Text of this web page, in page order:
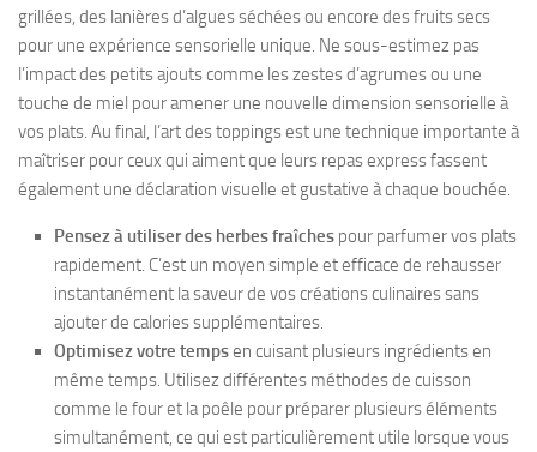
grillées, des lanières d’algues séchées ou encore des fruits secs
pour une expérience sensorielle unique. Ne sous-estimez pas
l’impact des petits ajouts comme les zestes d’agrumes ou une
touche de miel pour amener une nouvelle dimension sensorielle à
vos plats. Au final, l’art des toppings est une technique importante à
maîtriser pour ceux qui aiment que leurs repas express fassent
également une déclaration visuelle et gustative à chaque bouchée.
Pensez à utiliser des herbes fraîches pour parfumer vos plats
rapidement. C’est un moyen simple et efficace de rehausser
instantanément la saveur de vos créations culinaires sans
ajouter de calories supplémentaires.
Optimisez votre tempsen cuisant plusieurs ingrédients en
même temps. Utilisez différentes méthodes de cuisson
comme le four et la poêle pour préparer plusieurs éléments
simultanément, ce qui est particulièrement utile lorsque vous